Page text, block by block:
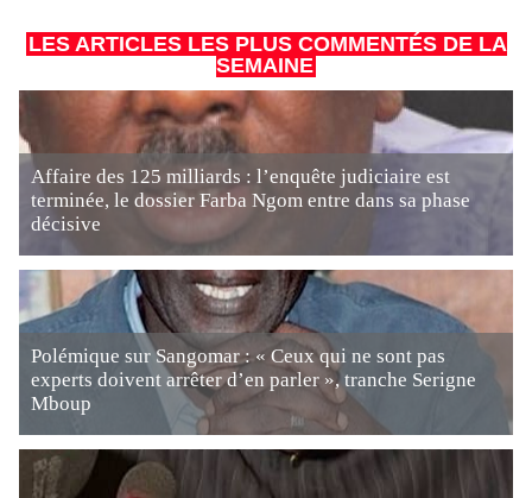
LES ARTICLES LES PLUS COMMENTÉS DE LA
SEMAINE
Affaire des 125 milliards : l’enquête judiciaire est
terminée, le dossier Farba Ngom entre dans sa phase
décisive
Polémique sur Sangomar : « Ceux qui ne sont pas
experts doivent arrêter d’en parler », tranche Serigne
Mboup